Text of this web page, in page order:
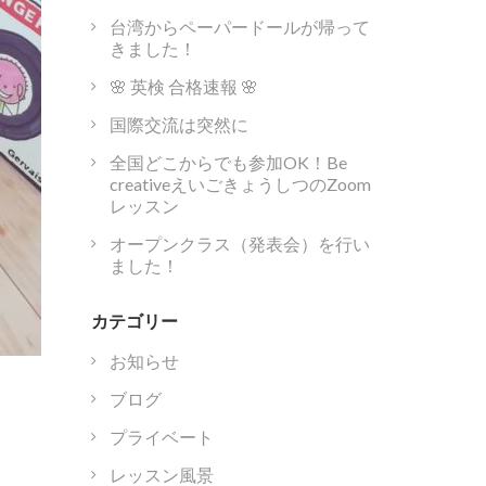
台湾からペーパードールが帰って
きました！
🌸 英検 合格速報 🌸
国際交流は突然に
全国どこからでも参加OK！Be
creativeえいごきょうしつのZoom
レッスン
オープンクラス（発表会）を行い
ました！
カテゴリー
お知らせ
ブログ
プライベート
レッスン風景